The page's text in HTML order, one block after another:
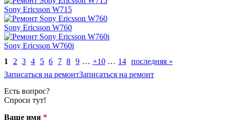
Sony Ericsson W715
Sony Ericsson W760
Sony Ericsson W760i
1
2 3 4 5 6 7 8 9 +10 14 последняя »
Записаться на ремонтЗаписаться на ремонт
Есть вопрос?
Спроси тут!
Ваше имя *